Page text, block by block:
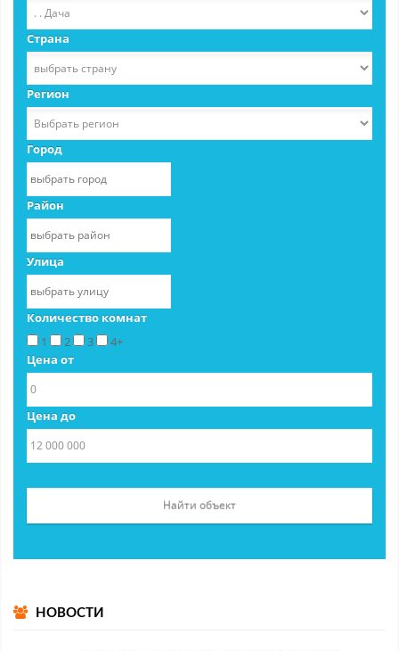
Страна
Регион
Город
Район
Улица
Количество комнат
1
2 3
4+
Цена от
Цена до
НОВОСТИ